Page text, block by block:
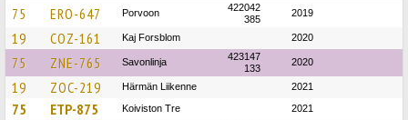
75 ERO-647 Porvoon
422042
385
2019
19 COZ-161 Kaj Forsblom 2020
75 ZNE-765 Savonlinja
423147
133
2020
19 ZOC-219 Härmän Liikenne 2021
75 ETP-875 Koiviston Tre 2021